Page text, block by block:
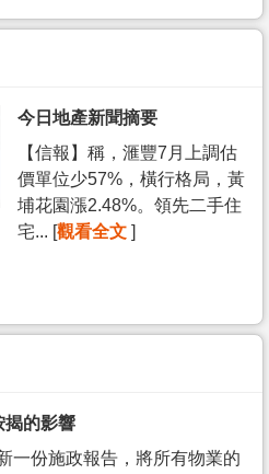
今日地產新聞摘要
【信報】稱，滙豐7月上調估
價單位少57%，橫行格局，黃
埔花園漲2.48%。領先二手住
宅... [觀看全文 ]
揭的影響
一份施政報告，將所有物業的